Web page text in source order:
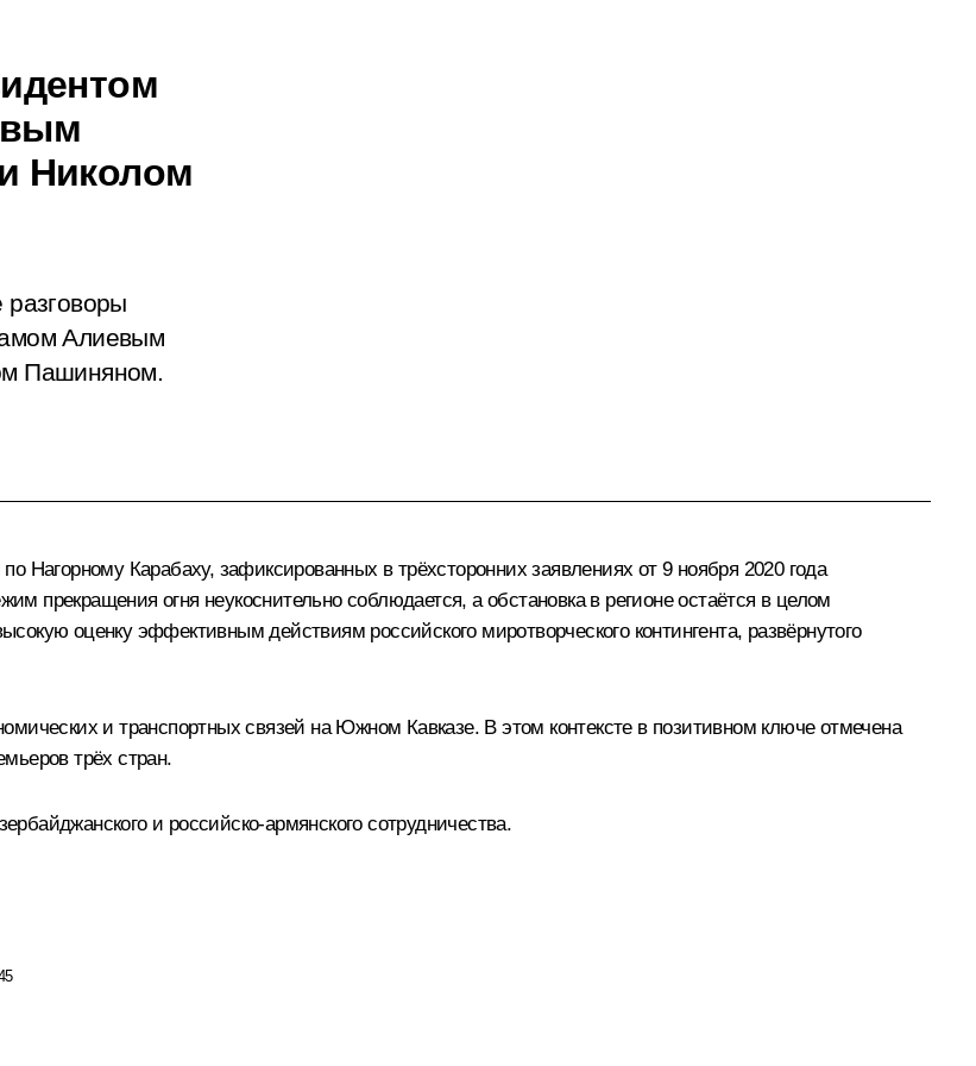
Николом
Алиевым
Пашиняном.
Нагорному Карабаху, зафиксированных в трёхсторонних заявлениях от 9 ноября 2020 года
прекращения огня неукоснительно соблюдается, а обстановка в регионе остаётся в целом
оценку эффективным действиям российского миротворческого контингента, развёрнутого
и транспортных связей на Южном Кавказе. В этом контексте в позитивном ключе отмечена
трёх стран.
и российско-армянского сотрудничества.